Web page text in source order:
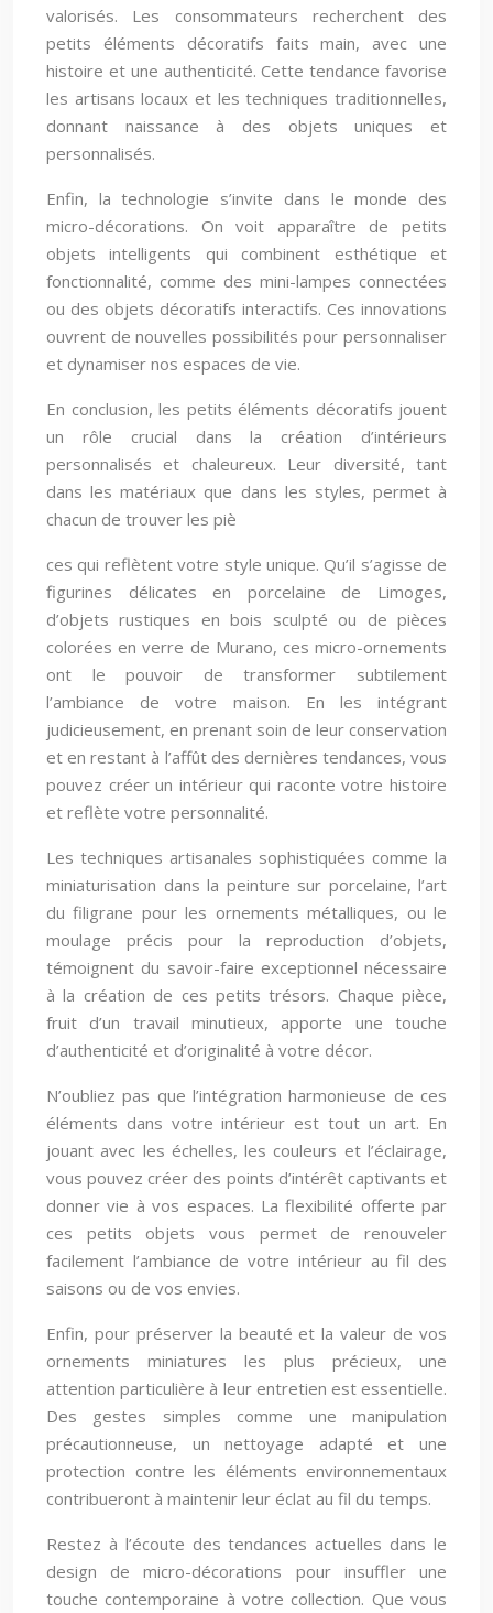
valorisés. Les consommateurs recherchent des
petits éléments décoratifs faits main, avec une
histoire et une authenticité. Cette tendance favorise
les artisans locaux et les techniques traditionnelles,
donnant naissance à des objets uniques et
personnalisés.
Enfin, la technologie s’invite dans le monde des
micro-décorations. On voit apparaître de petits
objets intelligents qui combinent esthétique et
fonctionnalité, comme des mini-lampes connectées
ou des objets décoratifs interactifs. Ces innovations
ouvrent de nouvelles possibilités pour personnaliser
et dynamiser nos espaces de vie.
En conclusion, les petits éléments décoratifs jouent
un rôle crucial dans la création d’intérieurs
personnalisés et chaleureux. Leur diversité, tant
dans les matériaux que dans les styles, permet à
chacun de trouver les piè
ces qui reflètent votre style unique. Qu’il s’agisse de
figurines délicates en porcelaine de Limoges,
d’objets rustiques en bois sculpté ou de pièces
colorées en verre de Murano, ces micro-ornements
ont le pouvoir de transformer subtilement
l’ambiance de votre maison. En les intégrant
judicieusement, en prenant soin de leur conservation
et en restant à l’affût des dernières tendances, vous
pouvez créer un intérieur qui raconte votre histoire
et reflète votre personnalité.
Les techniques artisanales sophistiquées comme la
miniaturisation dans la peinture sur porcelaine, l’art
du filigrane pour les ornements métalliques, ou le
moulage précis pour la reproduction d’objets,
témoignent du savoir-faire exceptionnel nécessaire
à la création de ces petits trésors. Chaque pièce,
fruit d’un travail minutieux, apporte une touche
d’authenticité et d’originalité à votre décor.
N’oubliez pas que l’intégration harmonieuse de ces
éléments dans votre intérieur est tout un art. En
jouant avec les échelles, les couleurs et l’éclairage,
vous pouvez créer des points d’intérêt captivants et
donner vie à vos espaces. La flexibilité offerte par
ces petits objets vous permet de renouveler
facilement l’ambiance de votre intérieur au fil des
saisons ou de vos envies.
Enfin, pour préserver la beauté et la valeur de vos
ornements miniatures les plus précieux, une
attention particulière à leur entretien est essentielle.
Des gestes simples comme une manipulation
précautionneuse, un nettoyage adapté et une
protection contre les éléments environnementaux
contribueront à maintenir leur éclat au fil du temps.
Restez à l’écoute des tendances actuelles dans le
design de micro-décorations pour insuffler une
touche contemporaine à votre collection. Que vous